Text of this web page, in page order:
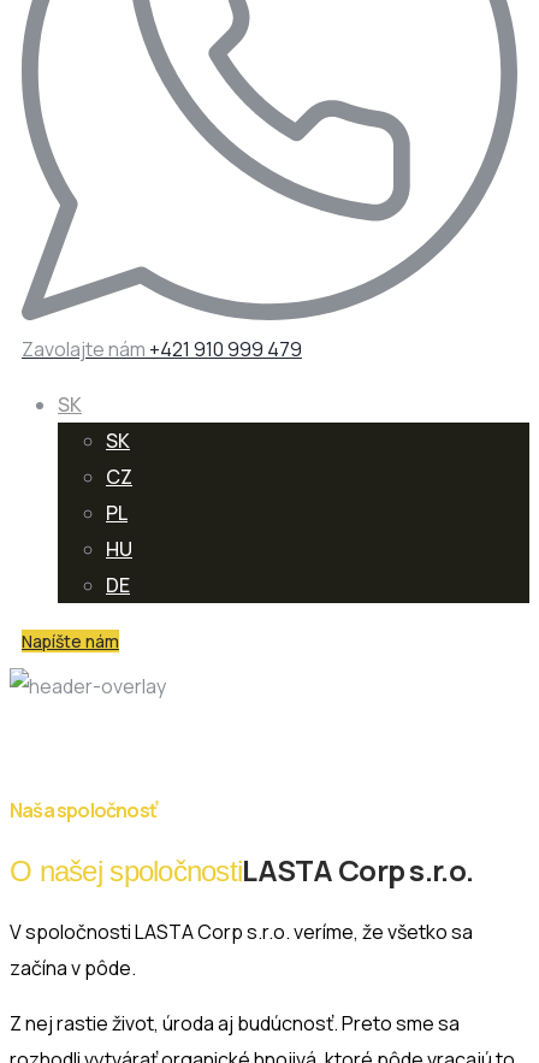
Zavolajte nám +421 910 999 479
SK
SK
CZ
PL
HU
DE
Napíšte nám
Naša spoločnosť
O našej spoločnostiLASTA Corp s.r.o.
V spoločnosti LASTA Corp s.r.o. veríme, že všetko sa
začína v pôde.
Z nej rastie život, úroda aj budúcnosť. Preto sme sa